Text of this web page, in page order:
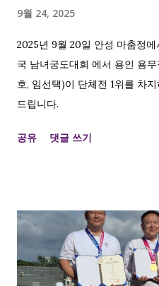
9월 24, 2025
2025년 9월 20일 안성 마춤정
국 남녀궁도대회 에서 용인 용
호, 임선택)이 단체전 1위를 차
드립니다.
공유 댓글 쓰기